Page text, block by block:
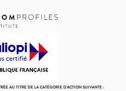
AU TITRE DE LA CATÉGORIE D'ACTION SUIVANTE :